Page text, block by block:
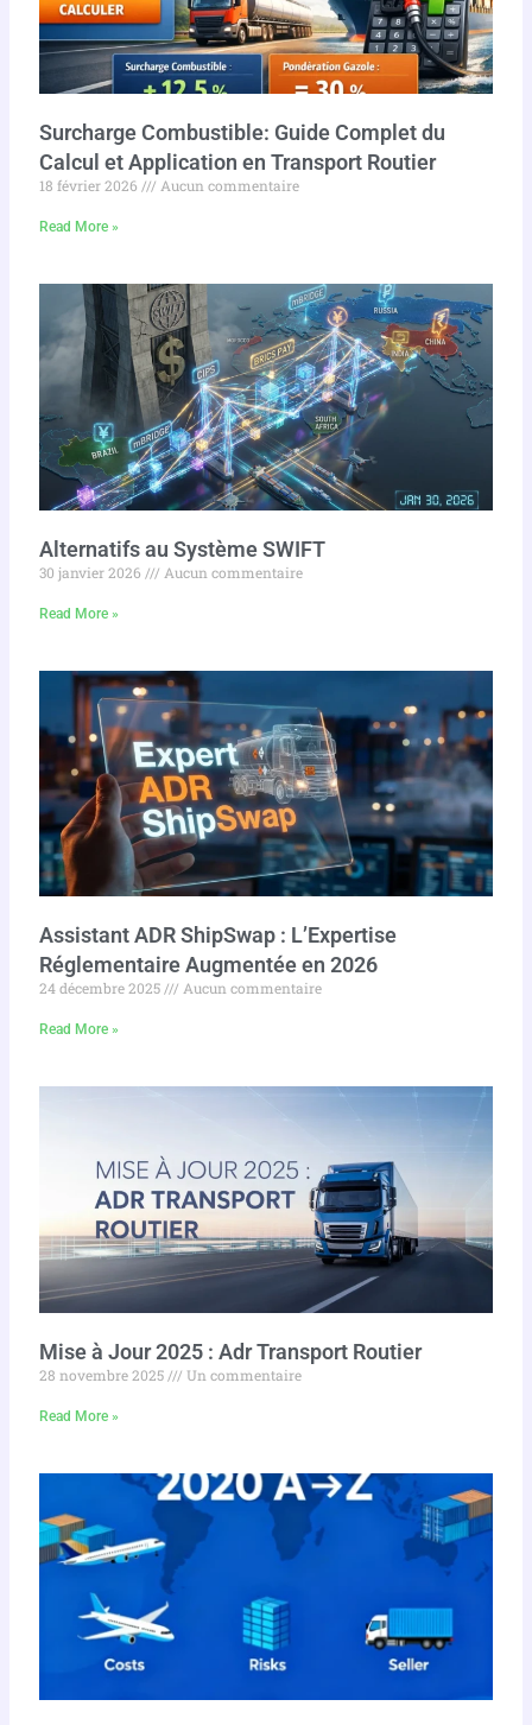
Surcharge Combustible: Guide Complet du
Calcul et Application en Transport Routier
18 février 2026 Aucun commentaire
Read More »
Alternatifs au Système SWIFT
30 janvier 2026 Aucun commentaire
Read More »
Assistant ADR ShipSwap : L’Expertise
Réglementaire Augmentée en 2026
24 décembre 2025 Aucun commentaire
Read More »
Mise à Jour 2025 : Adr Transport Routier
28 novembre 2025 Un commentaire
Read More »